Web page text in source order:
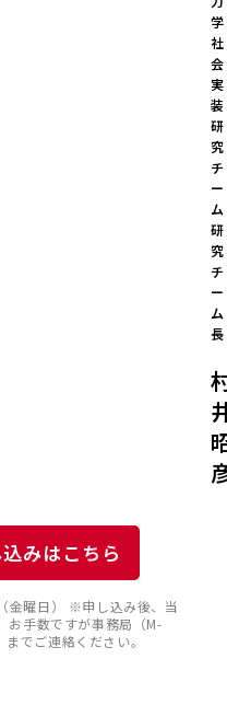
学
社
会
実
装
研
究
チ
ー
ム
研
究
チ
ー
ム
長
みはこちら
金曜日） ※申し込み後、当
お手数ですが事務局（M-
でご連絡ください。